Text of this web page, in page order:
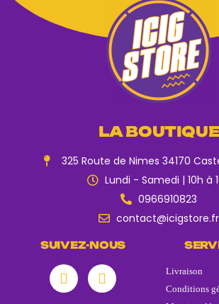
LA BOUTIQUE
325 Route de Nimes 34170
Lundi - Samedi | 10h à
0966910823
contact@icigstore.fr
SUIVEZ-NOUS
Livraison
Conditions